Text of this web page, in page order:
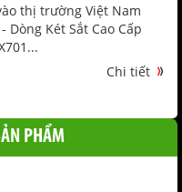
thị trường Việt Nam
Dòng Két Sắt Cao Cấp
Chi tiết
PHẨM